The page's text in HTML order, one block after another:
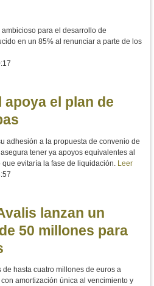
para el desarrollo de
en un 85% al renunciar a parte de los
apoya el plan de
adhesión a la propuesta de convenio de
tener ya apoyos equivalentes al
evitaría la fase de liquidación. Leer
lanzan un
50 millones para
hasta cuatro millones de euros a
amortización única al vencimiento y